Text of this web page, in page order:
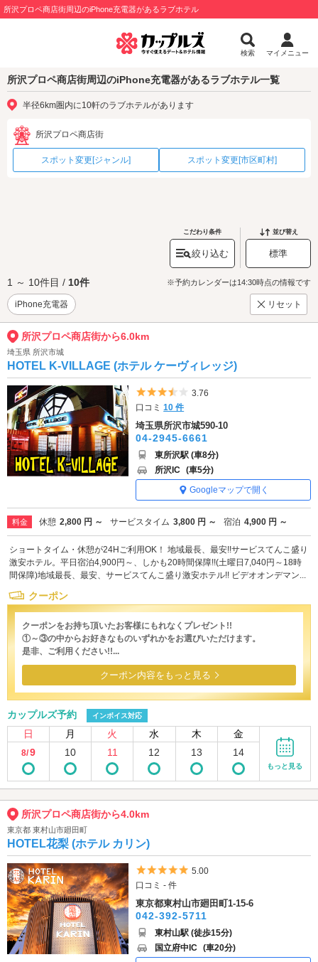
所沢プロペ商店街周辺のiPhone充電器があるラブホテル
検索 マイメニュー
所沢プロペ商店街周辺のiPhone充電器があるラブホテル一覧
半径6km圏内に10軒のラブホテルがあります
所沢プロペ商店街
スポット変更[ジャンル] スポット変更[市区町村]
こだわり条件
絞り込む
並び替え
標準
1 ～ 10件目 / 10件 ※予約カレンダーは14:30時点の情報です
iPhone充電器 リセット
所沢プロペ商店街から6.0km
埼玉県 所沢市城
HOTEL K-VILLAGE (ホテル ケーヴィレッジ)
5つ星のうち3.5
3.76
口コミ10 件
埼玉県所沢市城590-10
04-2945-6661
東所沢駅 (車8分)
所沢IC (車5分)
Googleマップで開く
料金 休憩 2,800 円 ～ サービスタイム 3,800 円 ～ 宿泊 4,900 円 ～
ショートタイム・休憩が24Hご利用OK！ 地域最長、最安!!サービスてんこ盛り
激安ホテル。平日宿泊4,900円～、しかも20時間保障!!(土曜日7,040円～18時
間保障)地域最長、最安、サービスてんこ盛り激安ホテル!! ビデオオンデマン...
クーポン
クーポンをお持ち頂いたお客様にもれなくプレゼント!!
①～③の中からお好きなものいずれかをお選びいただけます。
是非、ご利用ください!!...
クーポン内容をもっと見る
カップルズ予約 インボイス対応
日 月 火 水 木 金
8/9 10 11 12 13 14
もっと見る
所沢プロペ商店街から4.0km
東京都 東村山市廻田町
HOTEL花梨 (ホテル カリン)
5つ星のうち5
5.00
口コミ - 件
東京都東村山市廻田町1-15-6
042-392-5711
東村山駅 (徒歩15分)
国立府中IC (車20分)